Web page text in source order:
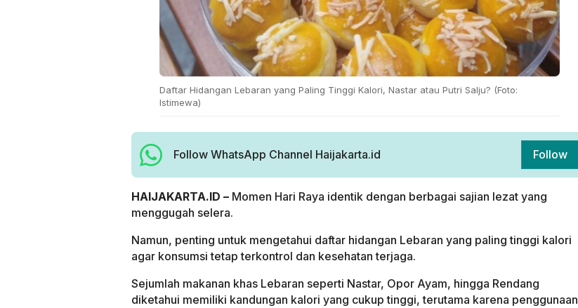
Daftar Hidangan Lebaran yang Paling Tinggi Kalori, Nastar atau Putri Salju? (Foto:
Istimewa)
Follow WhatsApp Channel Haijakarta.id Follow
HAIJAKARTA.ID – Momen Hari Raya identik dengan berbagai sajian lezat yang
menggugah selera.
Namun, penting untuk mengetahui daftar hidangan Lebaran yang paling tinggi kalori
agar konsumsi tetap terkontrol dan kesehatan terjaga.
Sejumlah makanan khas Lebaran seperti Nastar, Opor Ayam, hingga Rendang
diketahui memiliki kandungan kalori yang cukup tinggi, terutama karena penggunaan